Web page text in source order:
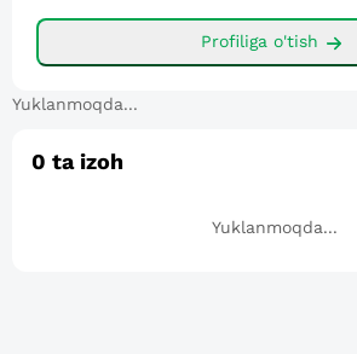
Profiliga o'tish
Yuklanmoqda...
0 ta izoh
Yuklanmoqda...